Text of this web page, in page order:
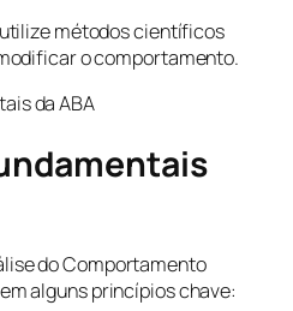
métodos científicos
o comportamento.
do Comportamento
alguns princípios chave: